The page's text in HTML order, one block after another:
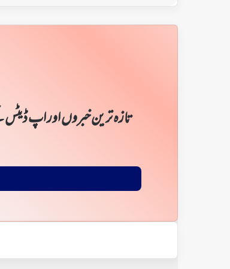
تازہ ترین خبروں اور اپ